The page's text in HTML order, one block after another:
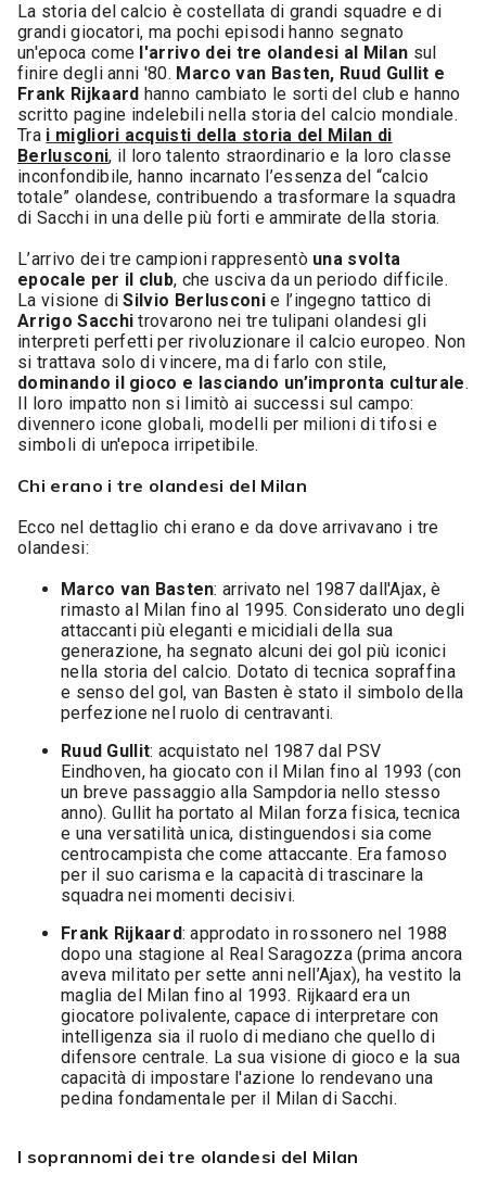
La storia del calcio è costellata di grandi squadre e di
grandi giocatori, ma pochi episodi hanno segnato
un'epoca come l'arrivo dei tre olandesi al Milan sul
finire degli anni '80. Marco van Basten, Ruud Gullit e
Frank Rijkaard hanno cambiato le sorti del club e hanno
scritto pagine indelebili nella storia del calcio mondiale.
Tra i migliori acquisti della storia del Milan di
Berlusconi, il loro talento straordinario e la loro classe
inconfondibile, hanno incarnato l’essenza del “calcio
totale” olandese, contribuendo a trasformare la squadra
di Sacchi in una delle più forti e ammirate della storia.
L’arrivo dei tre campioni rappresentò una svolta
epocale per il club, che usciva da un periodo difficile.
La visione diSilvio Berlusconie l’ingegno tattico di
Arrigo Sacchi trovarono nei tre tulipani olandesi gli
interpreti perfetti per rivoluzionare il calcio europeo. Non
si trattava solo di vincere, ma di farlo con stile,
dominando il gioco e lasciando un’impronta culturale.
Il loro impatto non si limitò ai successi sul campo:
divennero icone globali, modelli per milioni di tifosi e
simboli di un'epoca irripetibile.
Chi erano i tre olandesi del Milan
Ecco nel dettaglio chi erano e da dove arrivavano i tre
olandesi:
Marco van Basten: arrivato nel 1987 dall'Ajax, è
rimasto al Milan fino al 1995. Considerato uno degli
attaccanti più eleganti e micidiali della sua
generazione, ha segnato alcuni dei gol più iconici
nella storia del calcio. Dotato di tecnica sopraffina
e senso del gol, van Basten è stato il simbolo della
perfezione nel ruolo di centravanti.
Ruud Gullit: acquistato nel 1987 dal PSV
Eindhoven, ha giocato con il Milan fino al 1993 (con
un breve passaggio alla Sampdoria nello stesso
anno). Gullit ha portato al Milan forza fisica, tecnica
e una versatilità unica, distinguendosi sia come
centrocampista che come attaccante. Era famoso
per il suo carisma e la capacità di trascinare la
squadra nei momenti decisivi.
Frank Rijkaard: approdato in rossonero nel 1988
dopo una stagione al Real Saragozza (prima ancora
aveva militato per sette anni nell’Ajax), ha vestito la
maglia del Milan fino al 1993. Rijkaard era un
giocatore polivalente, capace di interpretare con
intelligenza sia il ruolo di mediano che quello di
difensore centrale. La sua visione di gioco e la sua
capacità di impostare l'azione lo rendevano una
pedina fondamentale per il Milan di Sacchi.
I soprannomi dei tre olandesi del Milan